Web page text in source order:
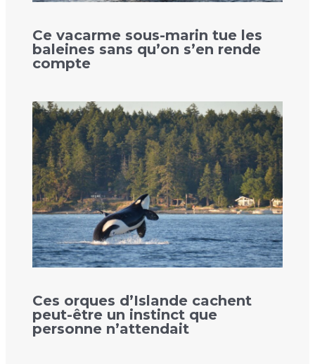
Ce vacarme sous-marin tue les
baleines sans qu’on s’en rende
compte
Ces orques d’Islande cachent
peut-être un instinct que
personne n’attendait